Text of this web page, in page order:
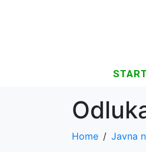
START
Home Javna